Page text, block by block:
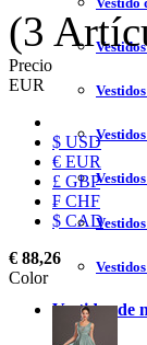
Vestidos de
(3
Precio
EUR
$ USD
€ EUR
£ GBP
₣ CHF
$ CAD
€ 88,26
Color